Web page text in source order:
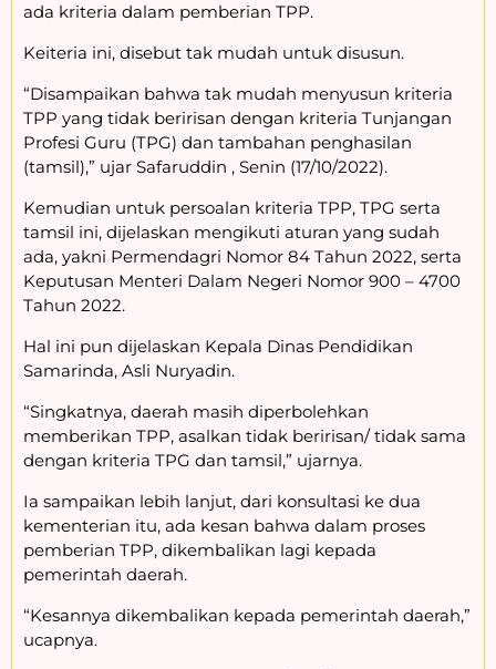
ada kriteria dalam pemberian TPP.
Keiteria ini, disebut tak mudah untuk disusun.
“Disampaikan bahwa tak mudah menyusun kriteria
TPP yang tidak beririsan dengan kriteria Tunjangan
Profesi Guru (TPG) dan tambahan penghasilan
(tamsil),” ujar Safaruddin , Senin (17/10/2022).
Kemudian untuk persoalan kriteria TPP, TPG serta
tamsil ini, dijelaskan mengikuti aturan yang sudah
ada, yakni Permendagri Nomor 84 Tahun 2022, serta
Keputusan Menteri Dalam Negeri Nomor 900 – 4700
Tahun 2022.
Hal ini pun dijelaskan Kepala Dinas Pendidikan
Samarinda, Asli Nuryadin.
“Singkatnya, daerah masih diperbolehkan
memberikan TPP, asalkan tidak beririsan/ tidak sama
dengan kriteria TPG dan tamsil,” ujarnya.
Ia sampaikan lebih lanjut, dari konsultasi ke dua
kementerian itu, ada kesan bahwa dalam proses
pemberian TPP, dikembalikan lagi kepada
pemerintah daerah.
“Kesannya dikembalikan kepada pemerintah daerah,”
ucapnya.